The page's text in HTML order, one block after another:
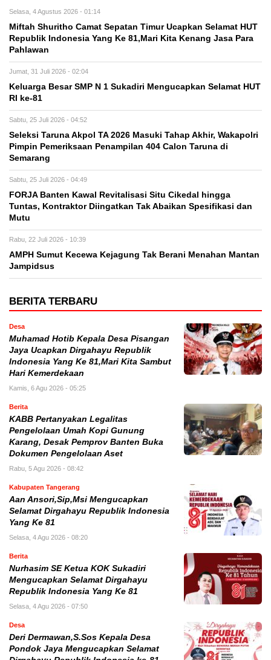
Selasa, 4 Agustus 2026 - 01:14
Miftah Shuritho Camat Sepatan Timur Ucapkan Selamat HUT
Republik Indonesia Yang Ke 81,Mari Kita Kenang Jasa Para
Pahlawan
Jumat, 31 Juli 2026 - 02:04
Keluarga Besar SMP N 1 Sukadiri Mengucapkan Selamat HUT
RI ke-81
Sabtu, 25 Juli 2026 - 04:52
Seleksi Taruna Akpol TA 2026 Masuki Tahap Akhir, Wakapolri
Pimpin Pemeriksaan Penampilan 404 Calon Taruna di
Semarang
Sabtu, 25 Juli 2026 - 04:49
FORJA Banten Kawal Revitalisasi Situ Cikedal hingga
Tuntas, Kontraktor Diingatkan Tak Abaikan Spesifikasi dan
Mutu
Rabu, 22 Juli 2026 - 10:39
AMPH Sumut Kecewa Kejagung Tak Berani Menahan Mantan
Jampidsus
BERITA TERBARU
Desa
Muhamad Hotib Kepala Desa Pisangan
Jaya Ucapkan Dirgahayu Republik
Indonesia Yang Ke 81,Mari Kita Sambut
Hari Kemerdekaan
Kamis, 6 Agu 2026 - 05:25
Berita
KABB Pertanyakan Legalitas
Pengelolaan Umah Kopi Gunung
Karang, Desak Pemprov Banten Buka
Dokumen Pengelolaan Aset
Rabu, 5 Agu 2026 - 08:42
Kabupaten Tangerang
Aan Ansori,Sip,Msi Mengucapkan
Selamat Dirgahayu Republik Indonesia
Yang Ke 81
Selasa, 4 Agu 2026 - 08:20
Berita
Nurhasim SE Ketua KOK Sukadiri
Mengucapkan Selamat Dirgahayu
Republik Indonesia Yang Ke 81
Selasa, 4 Agu 2026 - 07:50
Desa
Deri Dermawan,S.Sos Kepala Desa
Pondok Jaya Mengucapkan Selamat